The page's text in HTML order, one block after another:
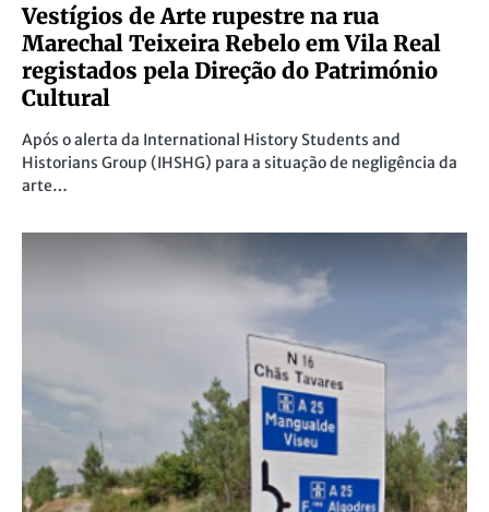
Vestígios de Arte rupestre na rua
Marechal Teixeira Rebelo em Vila Real
registados pela Direção do Património
Cultural
Após o alerta da International History Students and
Historians Group (IHSHG) para a situação de negligência da
arte…